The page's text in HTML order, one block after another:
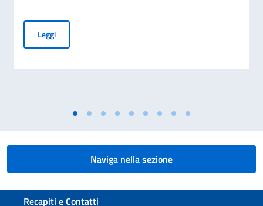
LeggiCESSAZIONE DELLA VALIDITÀ DELLA CARTA D’IDENTITÀ
Naviga nella sezione
Recapiti e Contatti